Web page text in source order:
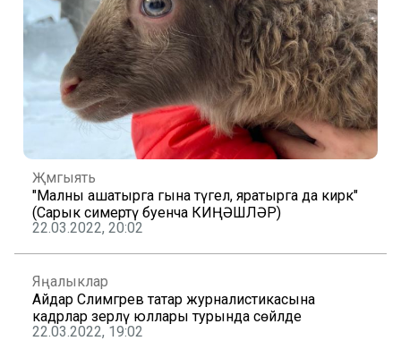
Җәмгыять
"Малны ашатырга гына түгел, яратырга да кирәк"
(Сарык симертү буенча КИҢӘШЛӘР)
22.03.2022, 20:02
Яңалыклар
Айдар Сәлимгәрәев татар журналистикасына
кадрлар әзерләү юллары турында сөйләде
22.03.2022, 19:02